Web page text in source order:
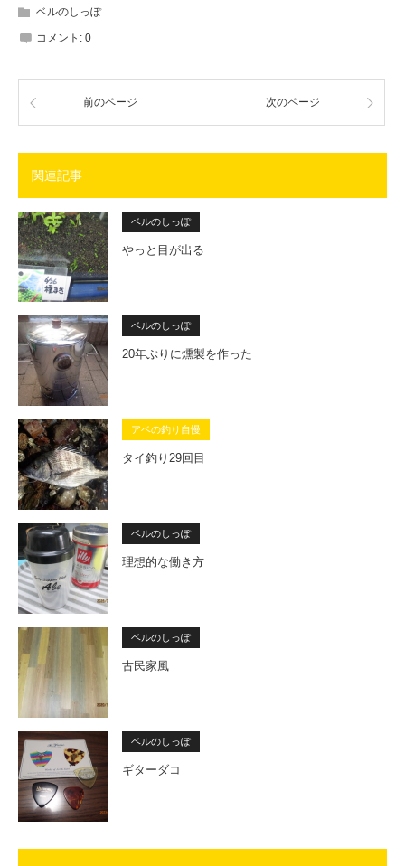
ベルのしっぽ
コメント: 0
前のページ 次のページ
関連記事
ベルのしっぽ
やっと目が出る
ベルのしっぽ
20年ぶりに燻製を作った
アベの釣り自慢
タイ釣り29回目
ベルのしっぽ
理想的な働き方
ベルのしっぽ
古民家風
ベルのしっぽ
ギターダコ